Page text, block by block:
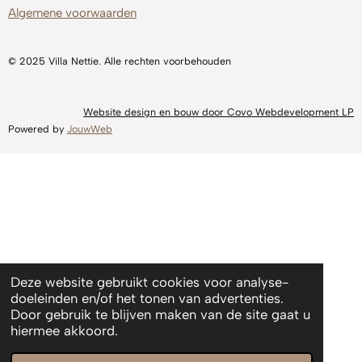
Deze website gebruikt cookies voor analyse-
doeleinden en/of het tonen van advertenties.
Door gebruik te blijven maken van de site gaat u
hiermee akkoord.
Algemene voorwaarden
© 2025 Villa Nettie. Alle rechten voorbehouden
Website design en bouw door Covo Webdevelopment LP
Powered by JouwWeb